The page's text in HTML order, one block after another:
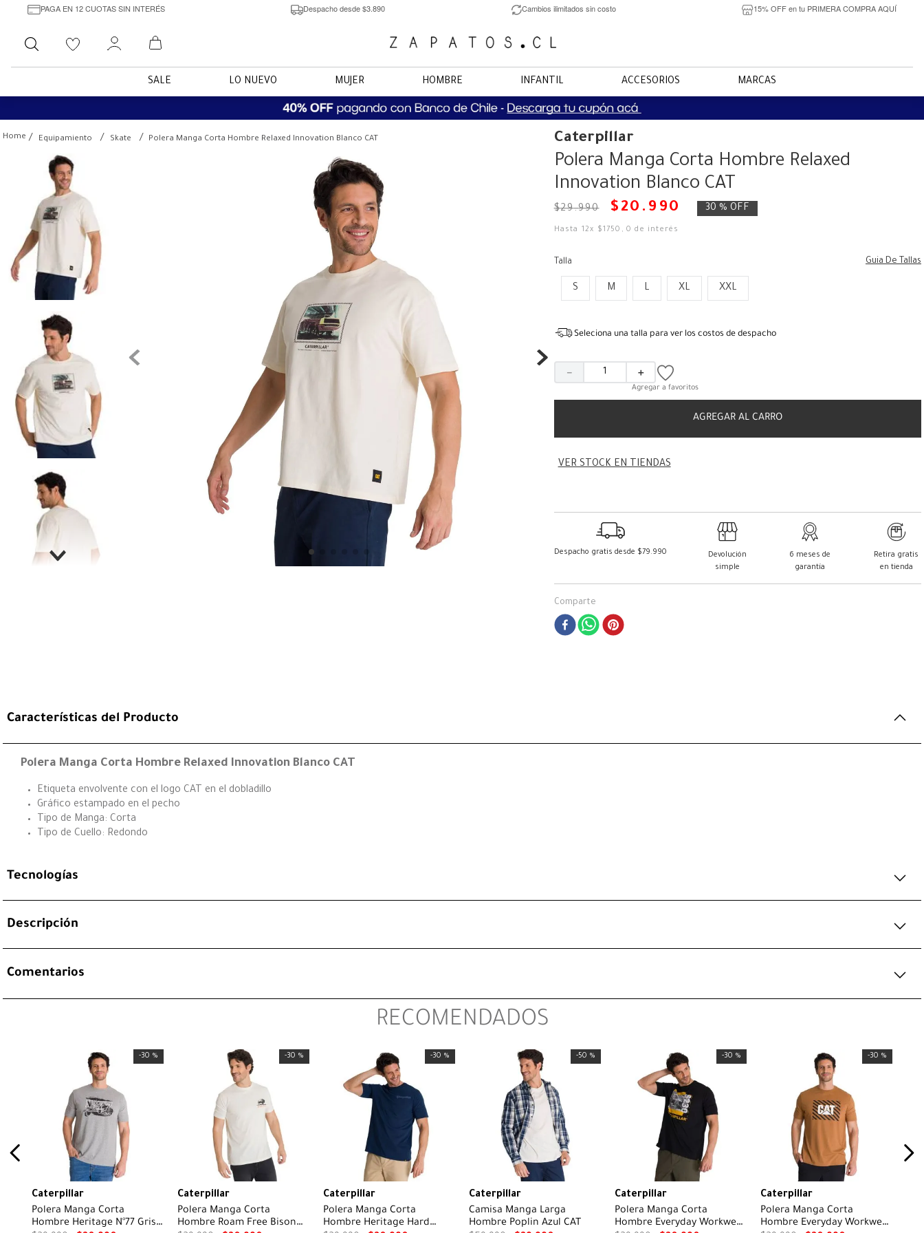
PAGA EN 12 CUOTAS SIN INTERÉS Despacho desde $3.890 Cambios ilimitados sin costo 15% OFF en tu PRIMERA COMPRA AQUÍ
Buscar
SALE LO NUEVO MUJER HOMBRE INFANTIL ACCESORIOS MARCAS
Equipamiento Skate Polera Manga Corta Hombre Relaxed Innovation Blanco CAT Caterpillar
Polera Manga Corta Hombre Relaxed
Innovation Blanco CAT
$29.990 $ 20 . 990 30 % OFF
Hasta 12x $1750 ,0 de interés
Talla Guia De Tallas
S M L XL XXL
Seleciona una talla para ver los costos de despacho
＋
－
AGREGAR AL CARRO
VER STOCK EN TIENDAS
Despacho gratis desde $79.990
Devolución
simple
6 meses de
garantía
Retira gratis
en tienda
Comparte
Características del Producto
Polera Manga Corta Hombre Relaxed Innovation Blanco CAT
Etiqueta envolvente con el logo CAT en el dobladillo
Gráfico estampado en el pecho
Tipo de Manga: Corta
Tipo de Cuello: Redondo
Tecnologías
Descripción
Comentarios
RECOMENDADOS
-30 %
Caterpillar
Polera Manga Corta
Hombre Heritage N°77 Gris
-30 %
Caterpillar
Polera Manga Corta
Hombre Roam Free Bison
-30 %
Caterpillar
Polera Manga Corta
Hombre Heritage Hard
-50 %
Caterpillar
Camisa Manga Larga
Hombre Poplin Azul CAT
-30 %
Caterpillar
Polera Manga Corta
Hombre Everyday Workwear
-30 %
Caterpillar
Polera Manga Corta
Hombre Everyday Workwear